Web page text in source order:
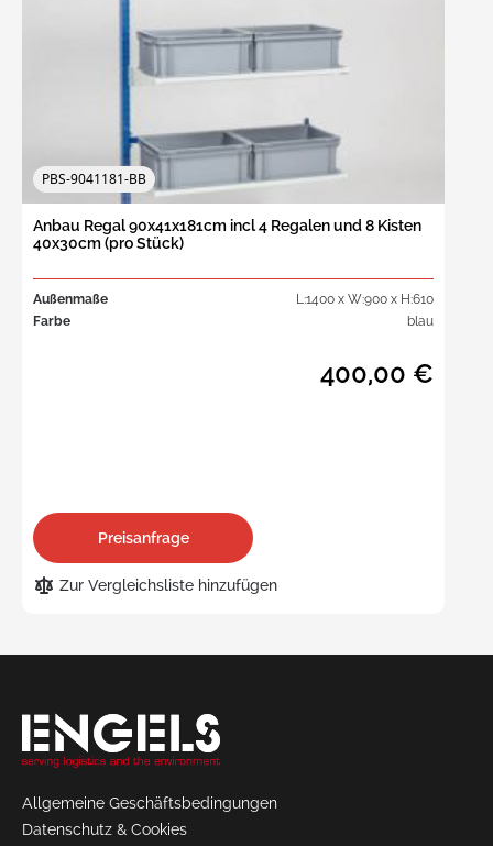
PBS-9041181-BB
Anbau Regal 90x41x181cm incl 4 Regalen und 8 Kisten
40x30cm (pro Stück)
Außenmaße
L:1400 x W:900 x H:610
Farbe
blau
400,00 €
Preisanfrage
Zur Vergleichsliste hinzufügen
a Quote
Allgemeine Geschäftsbedingungen
Datenschutz & Cookies